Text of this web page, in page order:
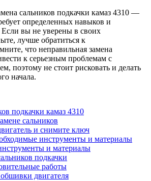
сальников подкачки камаз 4310 —
определенных навыков и
вы не уверены в своих
лучше обратиться к
что неправильная замена
к серьезным проблемам с
поэтому не стоит рисковать и делать
начала.
подкачки камаз 4310
сальников
и снимите ключ
инструменты и материалы
и материалы
подкачки
работы
двигателя